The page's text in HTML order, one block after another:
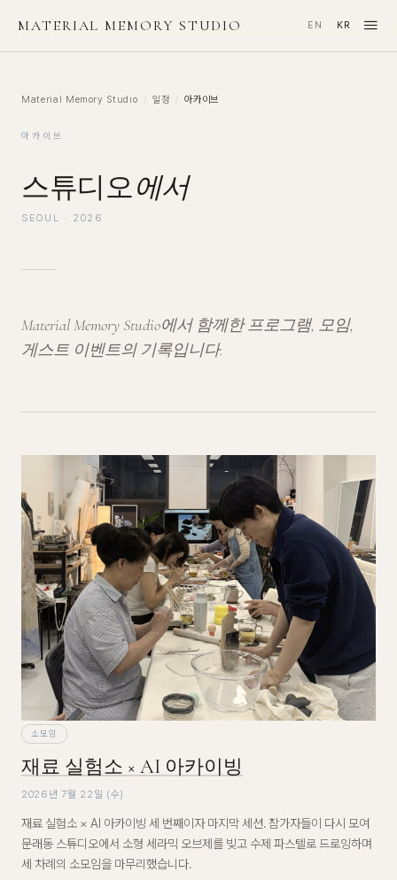
MATERIAL MEMORY STUDIO EN KR ≡
Material Memory Studio / 일정 / 아카이브
아카이브
스튜디오에서
SEOUL · 2026
Material Memory Studio에서 함께한 프로그램, 모임,
게스트 이벤트의 기록입니다.
소모임
재료 실험소 × AI 아카이빙
2026년 7월 22일 (수)
재료 실험소 × AI 아카이빙 세 번째이자 마지막 세션. 참가자들이 다시 모여
문래동 스튜디오에서 소형 세라믹 오브제를 빚고 수제 파스텔로 드로잉하며
세 차례의 소모임을 마무리했습니다.